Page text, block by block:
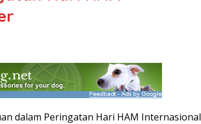
dalam Peringatan Hari HAM Internasional